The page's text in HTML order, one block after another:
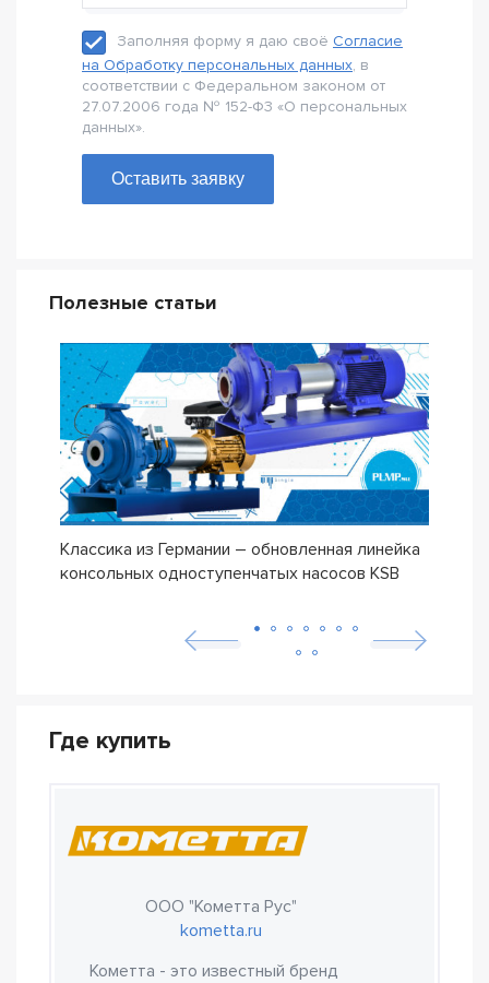
Заполняя форму я даю своё Согласие
на Обработку персональных данных, в
соответствии с Федеральном законом от
27.07.2006 года № 152-Ф3 «О персональных
данных».
Оставить заявку
Полезные статьи
Классика из Германии – обновленная линейка
консольных одноступенчатых насосов KSB
Где купить
ООО "Кометта Рус"
kometta.ru
Кометта - это известный бренд